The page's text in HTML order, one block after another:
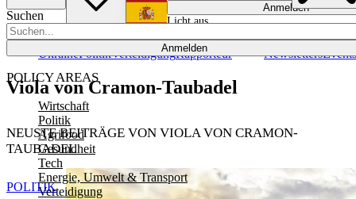
Suchen
Anmelden
POLICY AREAS
Wirtschaft
Politik
Agrifood
Gesundheit
Tech
Energie, Umwelt & Transport
Verteidigung
UkrainePolitikVerteidigungRapporteur NewslettersEvents
Anmelden
Licht aus
Viola von Cramon-Taubadel
NEUSTE BEITRÄGE VON VIOLA VON CRAMON-
TAUBADEL
POLITIK